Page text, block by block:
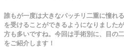
誰もが一度は大きなパッチリ二重に憧れ
を受けることができるようになりました
方も多いですね。今回は手術別に、目の
をご紹介します！